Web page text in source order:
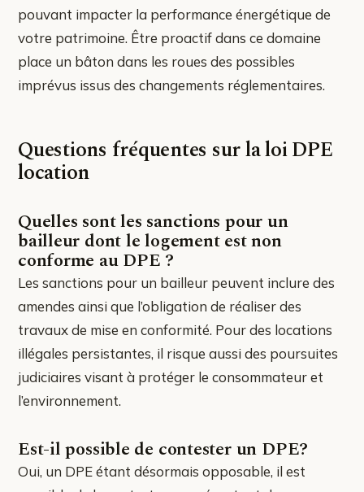
pouvant impacter la performance énergétique de
votre patrimoine. Être proactif dans ce domaine
place un bâton dans les roues des possibles
imprévus issus des changements réglementaires.
Questions fréquentes sur la loi DPE
location
Quelles sont les sanctions pour un
bailleur dont le logement est non
conforme au DPE ?
Les sanctions pour un bailleur peuvent inclure des
amendes ainsi que l’obligation de réaliser des
travaux de mise en conformité. Pour des locations
illégales persistantes, il risque aussi des poursuites
judiciaires visant à protéger le consommateur et
l’environnement.
Est-il possible de contester un DPE?
Oui, un DPE étant désormais opposable, il est